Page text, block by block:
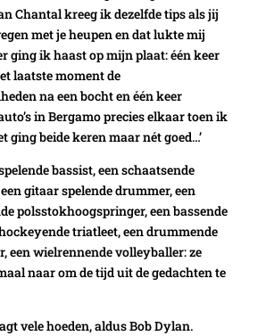
Chantal kreeg ik dezelfde tips als jij
met je heupen en dat lukte mij
ging ik haast op mijn plaat: één keer
laatste moment de
na een bocht en één keer
in Bergamo precies elkaar toen ik
ging beide keren maar nét goed…’
bassist, een schaatsende
gitaar spelende drummer, een
polsstokhoogspringer, een bassende
triatleet, een drummende
een wielrennende volleyballer: ze
naar om de tijd uit de gedachten te
vele hoeden, aldus Bob Dylan.